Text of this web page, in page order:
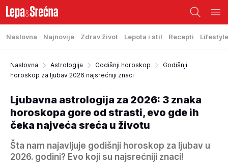
Naslovna Najnovije Zdrav život Lepota i stil Recepti Lifestyle
Naslovna Astrologija Godišnji horoskop
Godišnji
horoskop za ljubav 2026 najsrećniji znaci
Ljubavna astrologija za 2026: 3 znaka
horoskopa gore od strasti, evo gde ih
čeka najveća sreća u životu
Šta nam najavljuje godišnji horoskop za ljubav u
2026. godini? Evo koji su najsrećniji znaci!